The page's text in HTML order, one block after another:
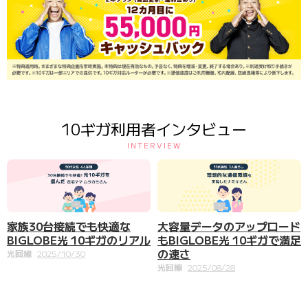
10ギガ利用者インタビュー
INTERVIEW
家族30台接続でも快適な
BIGLOBE光 10ギガのリアル
光回線 2025/10/30
大容量データのアップロード
もBIGLOBE光 10ギガで満足
の速さ
光回線 2025/08/28